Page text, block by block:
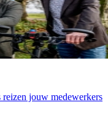
jouw medewerkers